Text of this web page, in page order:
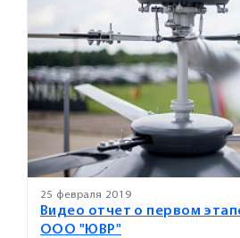
25 февраля 2019
Видео отчет о первом
ООО "ЮВР"